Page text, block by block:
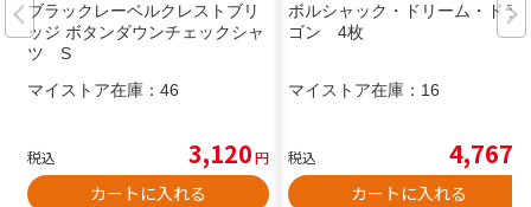
ブラックレーベルクレストブリ
ッジ ボタンダウンチェックシャ
ツ S
マイストア在庫： 46
税込 3,120円
カートに入れる
ボルシャック・ドリーム・ドラ
ゴン 4枚
マイストア在庫： 16
税込 4,767
カートに入れる